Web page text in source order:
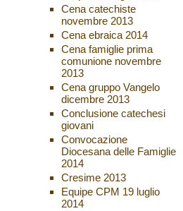
Cena catechiste
novembre 2013
Cena ebraica 2014
Cena famiglie prima
comunione novembre
2013
Cena gruppo Vangelo
dicembre 2013
Conclusione catechesi
giovani
Convocazione
Diocesana delle Famiglie
2014
Cresime 2013
Equipe CPM 19 luglio
2014